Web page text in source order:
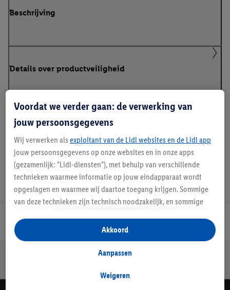
Beschrijving
Details over productveiligheid
Handleidingen en downloads
Lidl Nieuwsbrief
Jouw voordelen bij ons als Lidl webshop klant
Voordat we verder gaan: de verwerking van
jouw persoonsgegevens
Wij verwerken als exploitant van de Lidl websites en de Lidl app
jouw persoonsgegevens op onze websites en in onze apps
(gezamenlijk: "Lidl-diensten"), met behulp van verschillende
technieken waarmee informatie op jouw eindapparaat wordt
opgeslagen en waarmee wij daartoe toegang krijgen. Sommige
van deze technieken zijn technisch noodzakelijk, en sommige
opslaan van voorkeursinstellingen, het verzamelen en
analyseren van statistieken of voor het tonen van
gepersonaliseerde reclame binnen en buiten de Lidl-diensten.
gegevens over jouw aankoopgedrag in de winkel ook voor de
Weigeren
Aanpassen
Akkoord